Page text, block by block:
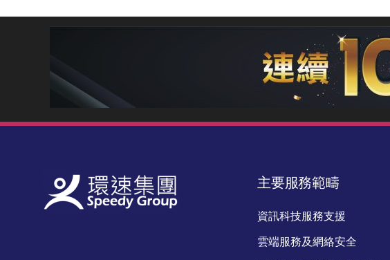
主要服務範疇
資訊科技服務支援
雲端服務及網絡安全